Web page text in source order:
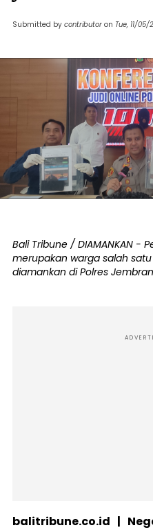
Submitted by contributor on Tue, 11/
Bali Tribune / DIAMANKAN -
merupakan warga salah
diamankan di Polres
balitribune.co.id |